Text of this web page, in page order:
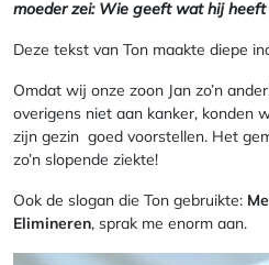
moeder zei: Wie geeft wat hij
Deze tekst van Ton maakte diepe
Omdat wij onze zoon Jan zo’n
overigens niet aan kanker, konden
zijn gezin goed voorstellen. Het
zo’n slopende ziekte!
Ook de slogan die Ton gebruikte:
Elimineren, sprak me enorm aan.